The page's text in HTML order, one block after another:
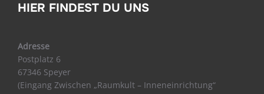
HIER FINDEST DU UNS
Adresse
Postplatz 6
67346 Speyer
(Eingang Zwischen „Raumkult – Inneneinrichtung“